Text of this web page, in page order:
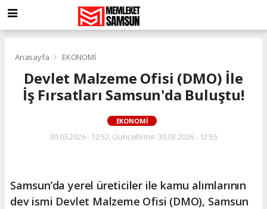
Anasayfa EKONOMİ
Devlet Malzeme Ofisi (DMO) İle
İş Fırsatları Samsun'da Buluştu!
EKONOMİ
30.03.2026 - 12:52, Güncelleme: 30.03.2026 - 12:55
Samsun’da yerel üreticiler ile kamu alımlarının
dev ismi Devlet Malzeme Ofisi (DMO), Samsun